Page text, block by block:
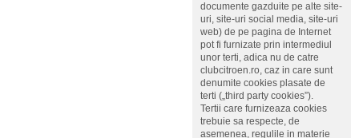
documente gazduite pe alte site-
uri, site-uri social media, site-uri
web) de pe pagina de Internet
pot fi furnizate prin intermediul
unor terti, adica nu de catre
clubcitroen.ro, caz in care sunt
denumite cookies plasate de
terti („third party cookies”).
Tertii care furnizeaza cookies
trebuie sa respecte, de
asemenea, regulile in materie